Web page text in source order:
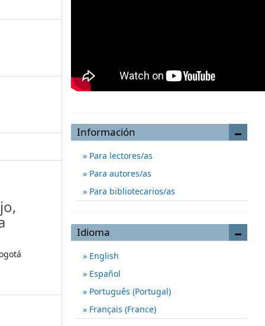
Información
Para lectores/as
Para autores/as
Para bibliotecarios/as
Idioma
English
Español
Português (Portugal)
Français (France)